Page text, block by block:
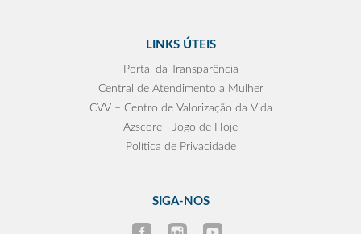
LINKS ÚTEIS
Portal da Transparência
Central de Atendimento a Mulher
CVV – Centro de Valorização da Vida
Azscore - Jogo de Hoje
Política de Privacidade
SIGA-NOS